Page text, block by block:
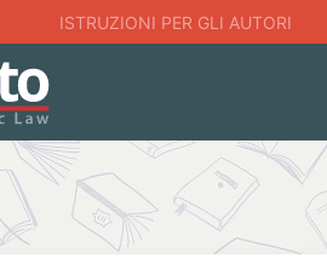
ISTRUZIONI PER GLI AUTORI